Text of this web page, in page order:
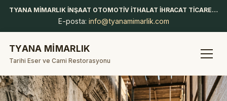
TYANA MİMARLIK İNŞAAT OTOMOTİV İTHALAT İHRACAT TİCARET LİMİTED ŞİRKETİ
E-posta: info@tyanamimarlik.com
TYANA MİMARLIK
Tarihi Eser ve Cami Restorasyonu